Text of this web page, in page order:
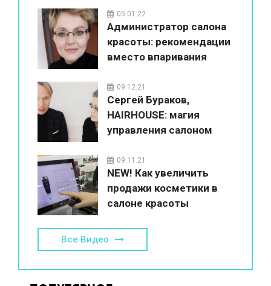
05.01.22
Администратор салона
красоты: рекомендации
вместо впаривания
09.12.21
Сергей Бураков,
HAIRHOUSE: магия
управления салоном
09.11.21
NEW! Как увеличить
продажи косметики в
салоне красоты
Все Видео